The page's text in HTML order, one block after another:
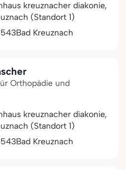
kreuznacher diakonie,
(Standort 1)
Bad Kreuznach
Orthopädie und
kreuznacher diakonie,
(Standort 1)
Bad Kreuznach